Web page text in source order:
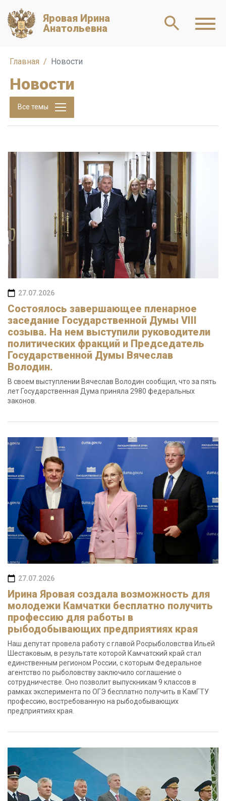
Яровая Ирина
Анатольевна
Главная Новости
Новости
Все темы
27.07.2026
Состоялось завершающее пленарное
заседание Государственной Думы VIII
созыва. На нем выступили руководители
политических фракций и Председатель
Государственной Думы Вячеслав
Володин.
В своем выступлении Вячеслав Володин сообщил, что за пять
лет Государственная Дума приняла 2980 федеральных
законов.
27.07.2026
Ирина Яровая создала возможность для
молодежи Камчатки бесплатно получить
профессию для работы в
рыбодобывающих предприятиях края
Наш депутат провела работу с главой Росрыболовства Ильей
Шестаковым, в результате которой Камчатский край стал
единственным регионом России, с которым Федеральное
агентство по рыболовству заключило соглашение о
сотрудничестве. Оно позволит выпускникам 9 классов в
рамках эксперимента по ОГЭ бесплатно получить в КамГТУ
профессию, востребованную на рыбодобывающих
предприятиях края.